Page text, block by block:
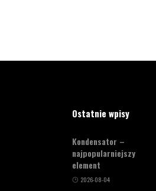
Ostatnie wpisy
Kondensator –
najpopularniejszy
element
2026-08-04